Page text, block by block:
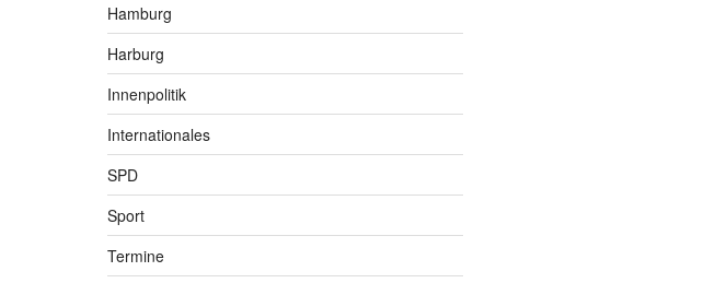
Hamburg
Harburg
Innenpolitik
Internationales
SPD
Sport
Termine